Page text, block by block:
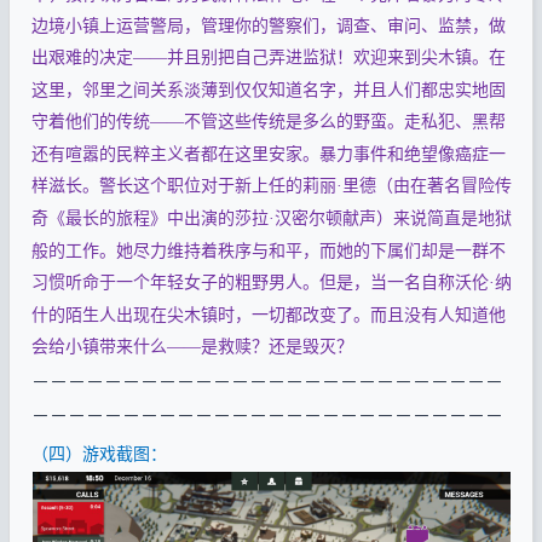
边境小镇上运营警局，管理你的警察们，调查、审问、监禁，做
出艰难的决定——并且别把自己弄进监狱！欢迎来到尖木镇。在
这里，邻里之间关系淡薄到仅仅知道名字，并且人们都忠实地固
守着他们的传统——不管这些传统是多么的野蛮。走私犯、黑帮
还有喧嚣的民粹主义者都在这里安家。暴力事件和绝望像癌症一
样滋长。警长这个职位对于新上任的莉丽· 里德（由在著名冒险传
奇《最长的旅程》中出演的莎拉·汉密尔顿献声）来说简直是地狱
般的工作。她尽力维持着秩序与和平，而她的下属们却是一群不
习惯听命于一个年轻女子的粗野男人。但是，当一名自称沃伦·纳
什的陌生人出现在尖木镇时，一切都改变了。而且没有人知道他
会给小镇带来什么——是救赎？还是毁灭？
－－－－－－－－－－－－－－－－－－－－－－－－－－
－－－－－－－－－－－－－－－－－－－－－－－－－－
（四）游戏截图：